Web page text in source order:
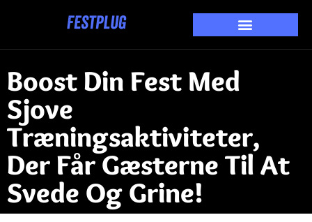
Boost Din Fest Med
Sjove
Træningsaktiviteter,
Der Får Gæsterne Til At
Svede Og Grine!